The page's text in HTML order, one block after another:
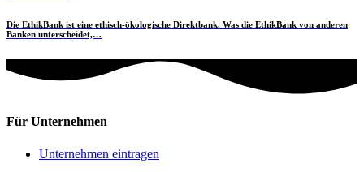
Die EthikBank ist eine ethisch-ökologische Direktbank. Was die EthikBank von anderen
Banken unterscheidet,…
Für Unternehmen
Unternehmen eintragen